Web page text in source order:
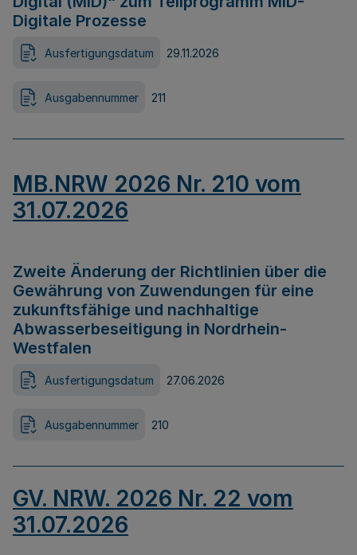
Digitale Prozesse
Ausfertigungsdatum 29.11.2026
Ausgabennummer 211
MB.NRW 2026 Nr. 210 vom
31.07.2026
Zweite Änderung der Richtlinien über die
Gewährung von Zuwendungen für eine
zukunftsfähige und nachhaltige
Abwasserbeseitigung in Nordrhein-
Westfalen
Ausfertigungsdatum 27.06.2026
Ausgabennummer 210
GV. NRW. 2026 Nr. 22 vom
31.07.2026